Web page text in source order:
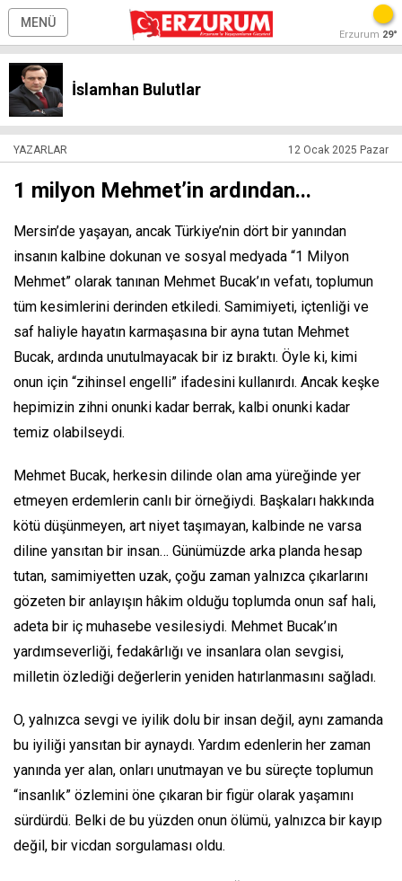
MENÜ
Erzurum 29°
İslamhan Bulutlar
YAZARLAR 12 Ocak 2025 Pazar
1 milyon Mehmet’in ardından...
Mersin’de yaşayan, ancak Türkiye’nin dört bir yanından
insanın kalbine dokunan ve sosyal medyada “1 Milyon
Mehmet” olarak tanınan Mehmet Bucak’ın vefatı, toplumun
tüm kesimlerini derinden etkiledi. Samimiyeti, içtenliği ve
saf haliyle hayatın karmaşasına bir ayna tutan Mehmet
Bucak, ardında unutulmayacak bir iz bıraktı. Öyle ki, kimi
onun için “zihinsel engelli” ifadesini kullanırdı. Ancak keşke
hepimizin zihni onunki kadar berrak, kalbi onunki kadar
temiz olabilseydi.
Mehmet Bucak, herkesin dilinde olan ama yüreğinde yer
etmeyen erdemlerin canlı bir örneğiydi. Başkaları hakkında
kötü düşünmeyen, art niyet taşımayan, kalbinde ne varsa
diline yansıtan bir insan… Günümüzde arka planda hesap
tutan, samimiyetten uzak, çoğu zaman yalnızca çıkarlarını
gözeten bir anlayışın hâkim olduğu toplumda onun saf hali,
adeta bir iç muhasebe vesilesiydi. Mehmet Bucak’ın
yardımseverliği, fedakârlığı ve insanlara olan sevgisi,
milletin özlediği değerlerin yeniden hatırlanmasını sağladı.
O, yalnızca sevgi ve iyilik dolu bir insan değil, aynı zamanda
bu iyiliği yansıtan bir aynaydı. Yardım edenlerin her zaman
yanında yer alan, onları unutmayan ve bu süreçte toplumun
“insanlık” özlemini öne çıkaran bir figür olarak yaşamını
sürdürdü. Belki de bu yüzden onun ölümü, yalnızca bir kayıp
değil, bir vicdan sorgulaması oldu.